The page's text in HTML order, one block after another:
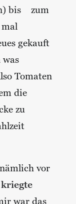
bis zum
gekauft
Tomaten
die
zu
vor
kriegte